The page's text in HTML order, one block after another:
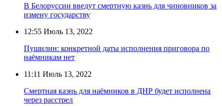
В Белоруссии введут смертную казнь для чиновников за
измену государству
12:55 Июль 13, 2022
Пушилин: конкретной даты исполнения приговора по
наёмникам нет
11:11 Июль 13, 2022
Смертная казнь для наёмников в ДНР будет исполнена
через расстрел